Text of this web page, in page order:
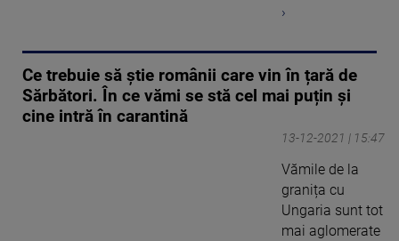
›
Ce trebuie să știe românii care vin în țară de
Sărbători. În ce vămi se stă cel mai puțin și
cine intră în carantină
13-12-2021 | 15:47
Vămile de la
granița cu
Ungaria sunt tot
mai aglomerate